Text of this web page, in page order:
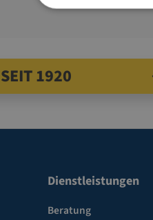
1920
Dienstleistungen
Beratung